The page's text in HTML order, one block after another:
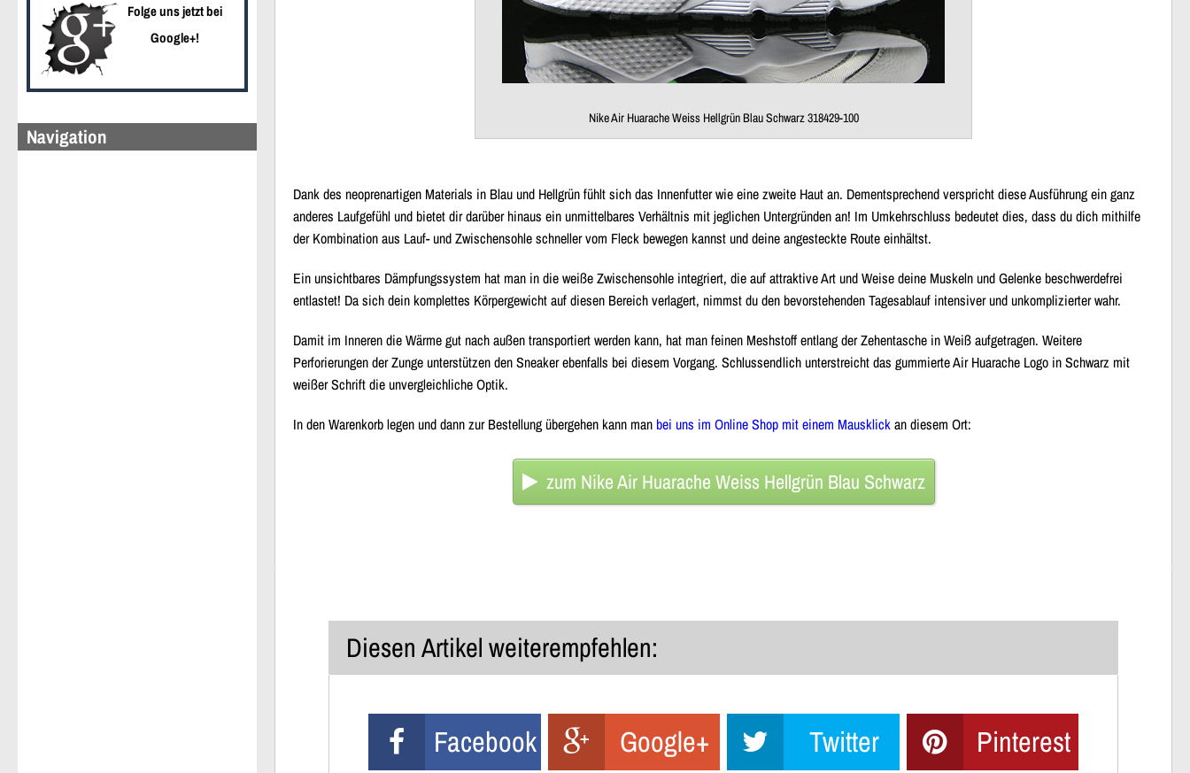
Folge uns jetzt bei
Google+!
Navigation
Nike Air Huarache Weiss Hellgrün Blau Schwarz 318429-100
Dank des neoprenartigen Materials in Blau und Hellgrün fühlt sich das Innenfutter wie eine zweite Haut an. Dementsprechend verspricht diese Ausführung ein ganz
anderes Laufgefühl und bietet dir darüber hinaus ein unmittelbares Verhältnis mit jeglichen Untergründen an! Im Umkehrschluss bedeutet dies, dass du dich mithilfe
der Kombination aus Lauf- und Zwischensohle schneller vom Fleck bewegen kannst und deine angesteckte Route einhältst.
Ein unsichtbares Dämpfungssystem hat man in die weiße Zwischensohle integriert, die auf attraktive Art und Weise deine Muskeln und Gelenke beschwerdefrei
entlastet! Da sich dein komplettes Körpergewicht auf diesen Bereich verlagert, nimmst du den bevorstehenden Tagesablauf intensiver und unkomplizierter wahr.
Damit im Inneren die Wärme gut nach außen transportiert werden kann, hat man feinen Meshstoff entlang der Zehentasche in Weiß aufgetragen. Weitere
Perforierungen der Zunge unterstützen den Sneaker ebenfalls bei diesem Vorgang. Schlussendlich unterstreicht das gummierte Air Huarache Logo in Schwarz mit
weißer Schrift die unvergleichliche Optik.
In den Warenkorb legen und dann zur Bestellung übergehen kann man bei uns im Online Shop mit einem Mausklickan diesem Ort:
zum Nike Air Huarache Weiss Hellgrün Blau Schwarz
Diesen Artikel weiterempfehlen:
Facebook Google+ Twitter Pinterest